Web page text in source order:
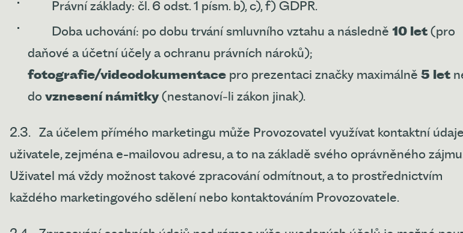
Právní základy: čl. 6 odst. 1 písm. b), c), f) GDPR.
Doba uchování: po dobu trvání smluvního vztahu a následně 10 let (pro
daňové a účetní účely a ochranu právních nároků);
fotografie/videodokumentace pro prezentaci značky maximálně 5 let
do vznesení námitky(nestanoví‑ li zákon jinak).
2.3.
Za účelem přímého marketingu může Provozovatel využívat kontaktní údaje
uživatele, zejména e-mailovou adresu, a to na základě svého oprávněného
Uživatel má vždy možnost takové zpracování odmítnout, a to prostřednictvím
každého marketingového sdělení nebo kontaktováním Provozovatele.